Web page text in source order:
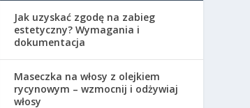
Jak uzyskać zgodę na zabieg
estetyczny? Wymagania i
dokumentacja
Maseczka na włosy z olejkiem
rycynowym – wzmocnij i odżywiaj
włosy